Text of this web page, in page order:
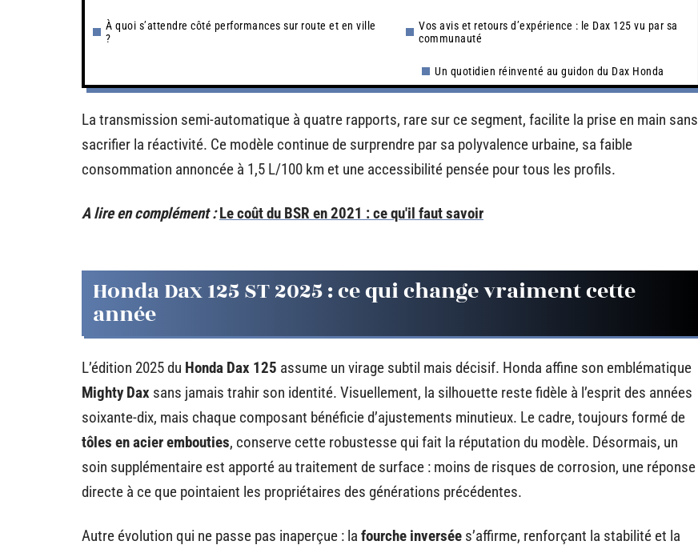
À quoi s’attendre côté performances sur route et en ville
?
Vos avis et retours d’expérience : le Dax 125 vu par sa
communauté
Un quotidien réinventé au guidon du Dax Honda
La transmission semi-automatique à quatre rapports, rare sur ce segment, facilite la prise en main sans
sacrifier la réactivité. Ce modèle continue de surprendre par sa polyvalence urbaine, sa faible
consommation annoncée à 1,5 L/100 km et une accessibilité pensée pour tous les profils.
A lire en complément : Le coût du BSR en 2021 : ce qu'il faut savoir
Honda Dax 125 ST 2025 : ce qui change vraiment cette
année
L’édition 2025 du Honda Dax 125 assume un virage subtil mais décisif. Honda affine son emblématique
Mighty Dax sans jamais trahir son identité. Visuellement, la silhouette reste fidèle à l’esprit des années
soixante-dix, mais chaque composant bénéficie d’ajustements minutieux. Le cadre, toujours formé de
tôles en acier embouties, conserve cette robustesse qui fait la réputation du modèle. Désormais, un
soin supplémentaire est apporté au traitement de surface : moins de risques de corrosion, une réponse
directe à ce que pointaient les propriétaires des générations précédentes.
Autre évolution qui ne passe pas inaperçue : la fourche inversée s’affirme, renforçant la stabilité et la